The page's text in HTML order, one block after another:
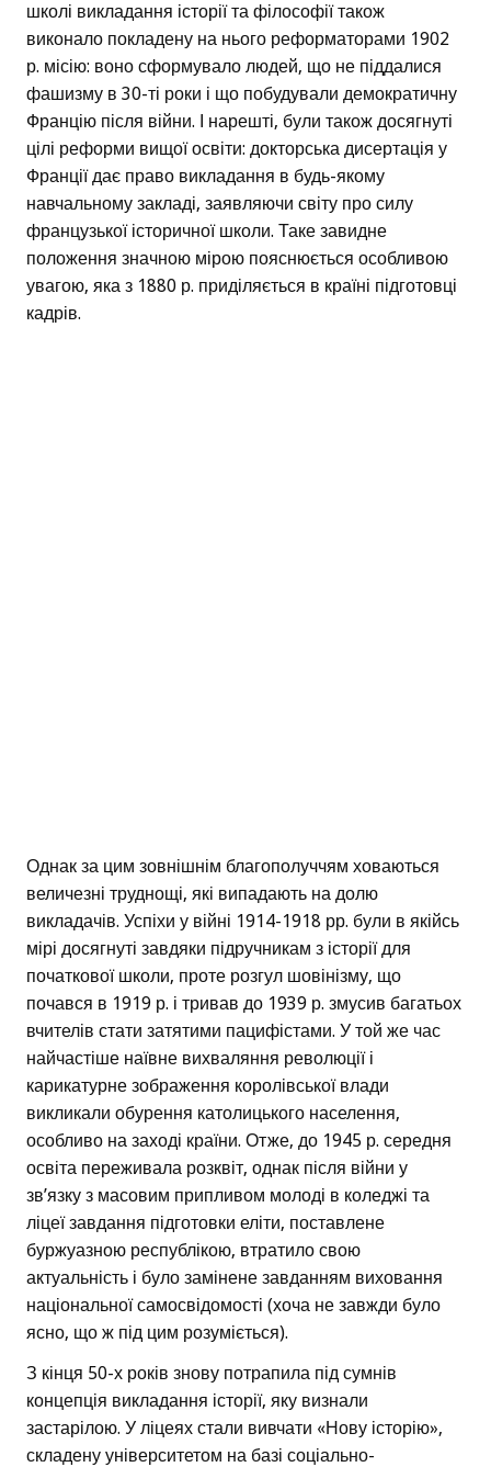
школі викладання історії та філософії також
виконало покладену на нього реформаторами 1902
р. місію: воно сформувало людей, що не піддалися
фашизму в 30-ті роки і що побудували демократичну
Францію після війни. І нарешті, були також досягнуті
цілі реформи вищої освіти: докторська дисертація у
Франції дає право викладання в будь-якому
навчальному закладі, заявляючи світу про силу
французької історичної школи. Таке завидне
положення значною мірою пояснюється особливою
увагою, яка з 1880 р. приділяється в країні підготовці
кадрів.
Однак за цим зовнішнім благополуччям ховаються
величезні труднощі, які випадають на долю
викладачів. Успіхи у війні 1914-1918 рр. були в якійсь
мірі досягнуті завдяки підручникам з історії для
початкової школи, проте розгул шовінізму, що
почався в 1919 р. і тривав до 1939 р. змусив багатьох
вчителів стати затятими пацифістами. У той же час
найчастіше наївне вихваляння революції і
карикатурне зображення королівської влади
викликали обурення католицького населення,
особливо на заході країни. Отже, до 1945 р. середня
освіта переживала розквіт, однак після війни у
зв’язку з масовим припливом молоді в коледжі та
ліцеї завдання підготовки еліти, поставлене
буржуазною республікою, втратило свою
актуальність і було замінене завданням виховання
національної самосвідомості (хоча не завжди було
ясно, що ж під цим розуміється).
З кінця 50-х років знову потрапила під сумнів
концепція викладання історії, яку визнали
застарілою. У ліцеях стали вивчати «Нову історію»,
складену університетом на базі соціально-